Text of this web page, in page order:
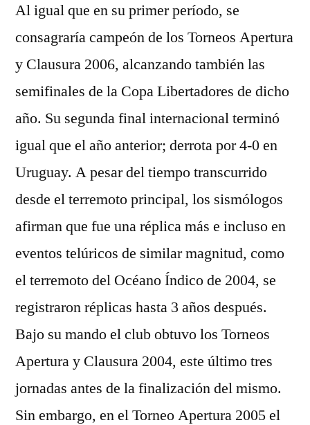
Al igual que en su primer período, se
consagraría campeón de los Torneos Apertura
y Clausura 2006, alcanzando también las
semifinales de la Copa Libertadores de dicho
año. Su segunda final internacional terminó
igual que el año anterior; derrota por 4-0 en
Uruguay. A pesar del tiempo transcurrido
desde el terremoto principal, los sismólogos
afirman que fue una réplica más e incluso en
eventos telúricos de similar magnitud, como
el terremoto del Océano Índico de 2004, se
registraron réplicas hasta 3 años después.
Bajo su mando el club obtuvo los Torneos
Apertura y Clausura 2004, este último tres
jornadas antes de la finalización del mismo.
Sin embargo, en el Torneo Apertura 2005 el